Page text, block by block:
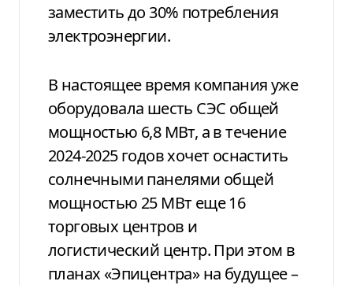
заместить до 30% потребления
электроэнергии.
В настоящее время компания уже
оборудовала шесть СЭС общей
мощностью 6,8 МВт, а в течение
2024-2025 годов хочет оснастить
солнечными панелями общей
мощностью 25 МВт еще 16
торговых центров и
логистический центр. При этом в
планах «Эпицентра» на будущее –